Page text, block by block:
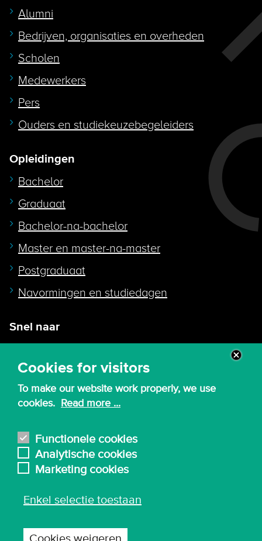
Cookies for visitors
To make our website work properly, we use
cookies. Read more ...
Functionele cookies
Analytische cookies
Marketing cookies
Enkel selectie toestaan
Alumni
Bedrijven, organisaties en overheden
Scholen
Medewerkers
Pers
Ouders en studiekeuzebegeleiders
Opleidingen
Bachelor
Graduaat
Bachelor-na-bachelor
Master en master-na-master
Postgraduaat
Navormingen en studiedagen
Snel naar
Webmail
Canvas
Bibliotheek
English
Algemene inkoopvoorwaarden